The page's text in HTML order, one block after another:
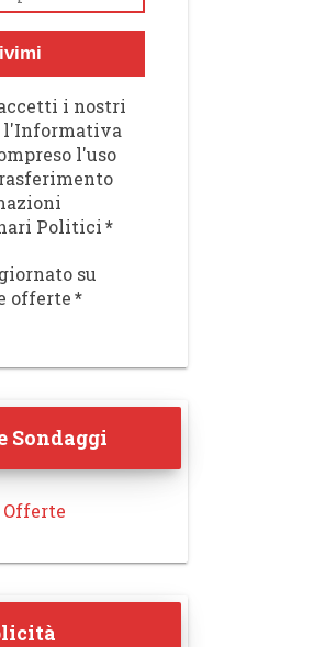
i nostri
l'Informativa
l'uso
Politici*
su
offerte*
Sondaggi